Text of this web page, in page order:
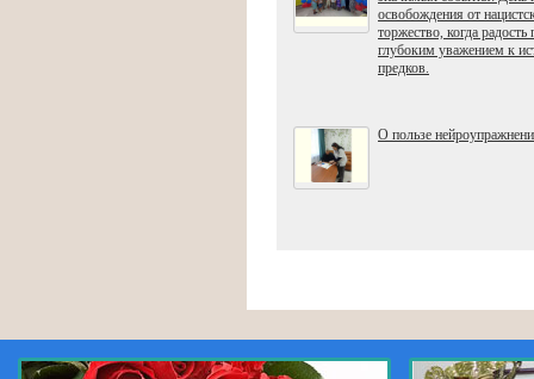
освобождения от
торжество, когда радость
глубоким уважением к
предков.
О пользе